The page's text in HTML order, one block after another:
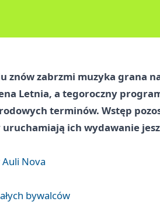
znów zabrzmi muzyka grana
Letnia, a tegoroczny
terminów. Wstęp
ich wydawanie
Nova
bywalców